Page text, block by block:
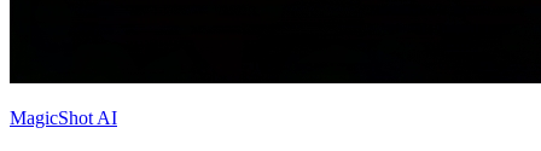
MagicShot AI